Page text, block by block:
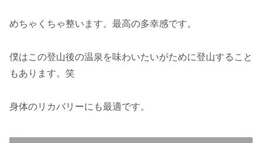
めちゃくちゃ整います。最高の多幸感です。
僕はこの登山後の温泉を味わいたいがために登山すること
もあります。笑
身体のリカバリーにも最適です。